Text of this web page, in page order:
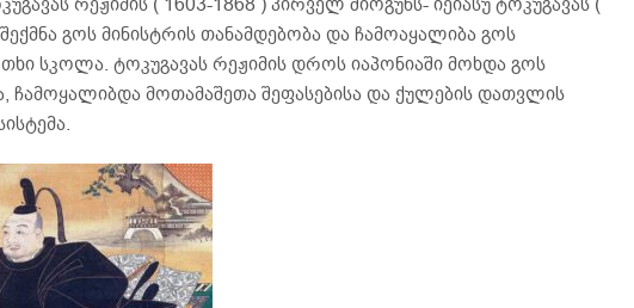
რეჟიმის ( 1603-1868 ) პირველ შიოგუნს- იეიასუ ტოკუგავას (
გოს მინისტრის თანამდებობა და ჩამოაყალიბა გოს
სკოლა. ტოკუგავას რეჟიმის დროს იაპონიაში მოხდა გოს
ჩამოყალიბდა მოთამაშეთა შეფასებისა და ქულების დათვლის